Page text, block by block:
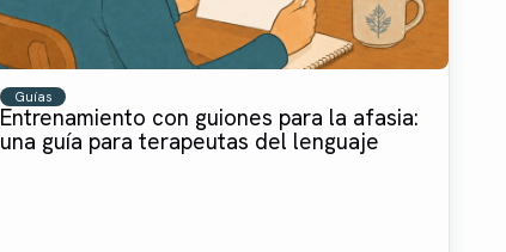
Guías
Entrenamiento con guiones para la afasia:
una guía para terapeutas del lenguaje